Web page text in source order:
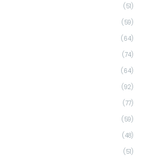
(51)
(59)
(64)
(74)
(64)
(92)
(77)
(59)
(48)
(51)